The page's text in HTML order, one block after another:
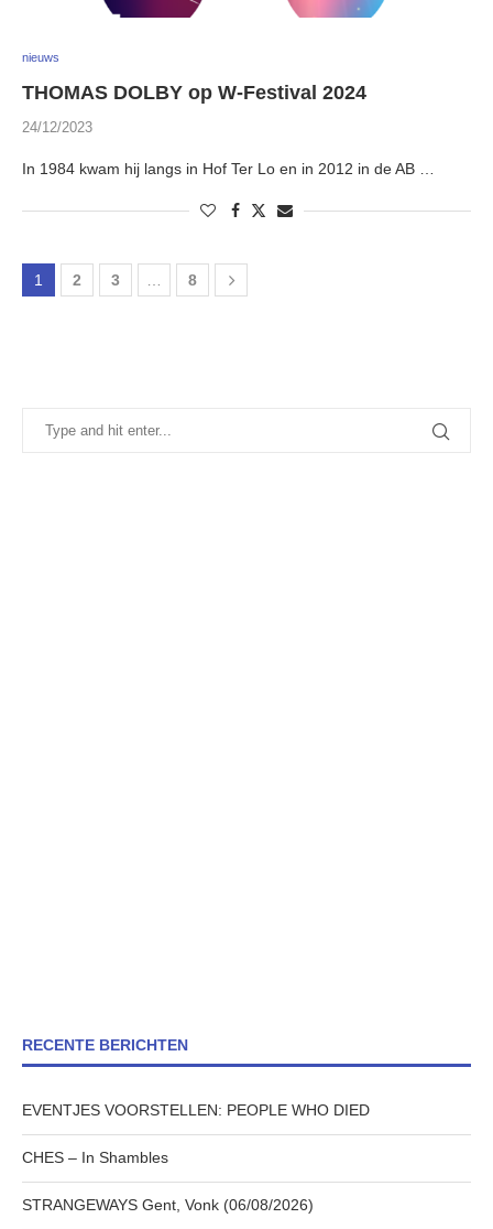
nieuws
THOMAS DOLBY op W-Festival 2024
24/12/2023
In 1984 kwam hij langs in Hof Ter Lo en in 2012 in de AB …
1 2 3 … 8
RECENTE BERICHTEN
EVENTJES VOORSTELLEN: PEOPLE WHO DIED
CHES – In Shambles
STRANGEWAYS Gent, Vonk (06/08/2026)